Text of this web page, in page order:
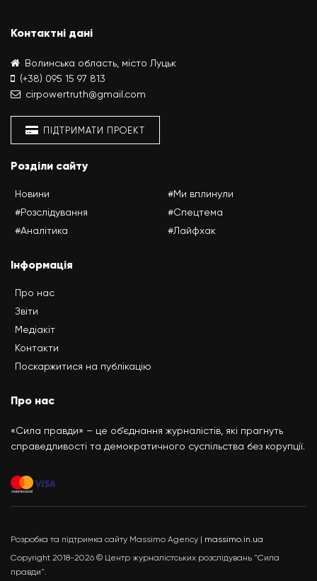
Контактні дані
Волинська область, місто Луцьк
(+38) 095 15 97 813
cirpowertruth@gmail.com
ПІДТРИМАТИ ПРОЕКТ
Розділи сайту
Новини
#Розслідування
#Аналітика
#Ми вплинули
#Спецтема
#Лайфхак
Інформація
Про нас
Звіти
Медіакіт
Контакти
Поскаржитися на публікацію
Про нас
«Сила правди» – це об’єднання журналістів, які прагнуть
справедливості та демократичного суспільства без корупції.
Розробка та підтримка сайту Massimo Agency | massimo.in.ua
Copyright 2018-2026 © Центр журналістських розслідувань "Сила
правди".